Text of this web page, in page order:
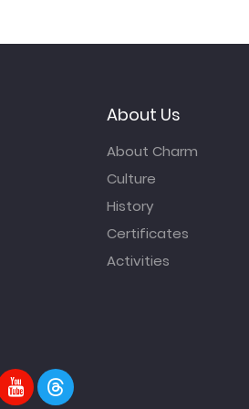
About Us
About Charm
Culture
History
Certificates
Activities